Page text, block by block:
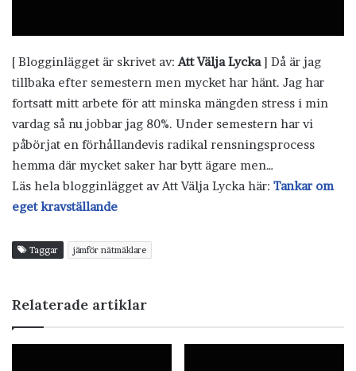
[ Blogginlägget är skrivet av:Att Välja Lycka] Då är jag
tillbaka efter semestern men mycket har hänt. Jag har
fortsatt mitt arbete för att minska mängden stress i min
vardag så nu jobbar jag 80%. Under semestern har vi
påbörjat en förhållandevis radikal rensningsprocess
hemma där mycket saker har bytt ägare men…
Läs hela blogginlägget av Att Välja Lycka här: Tankar om
eget kravställande
Taggar jämför nätmäklare
Relaterade artiklar